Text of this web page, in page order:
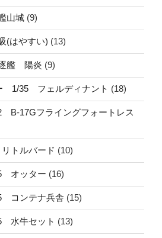
山城 (9)
はやすい) (13)
艦 陽炎 (9)
1/35 フェルディナント (18)
17Gフライングフォートレス
トルバード (10)
オッター (16)
コンテナ兵舎 (15)
水牛セット (13)